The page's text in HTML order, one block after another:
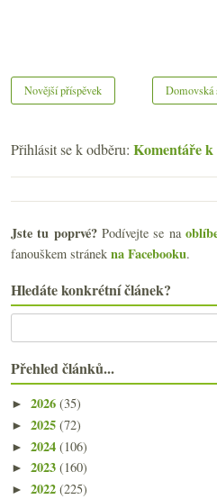
Novější příspěvek Domovská
Přihlásit se k odběru: Komentáře
Jste tu poprvé?Podívejte se na
fanouškem stránek na Facebooku.
Hledáte konkrétní článek?
Přehled článků...
► 2026 (35)
► 2025 (72)
► 2024 (106)
► 2023 (160)
► 2022 (225)